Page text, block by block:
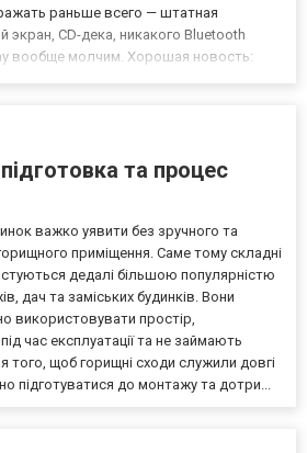
раньше всего — штатная
экран, CD-дека, никакого Bluetooth
вообще молчим. Хорошая новость:
та процес
важко уявити без зручного та
приміщення. Саме тому складні
дедалі більшою популярністю
дач та заміських будинків. Вони
використовувати простір,
час експлуатації та не займають
того, щоб горищні сходи служили довгі
підготуватися до монтажу та дотри...